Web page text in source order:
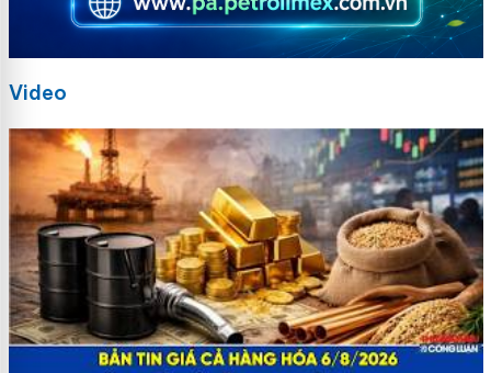
Video